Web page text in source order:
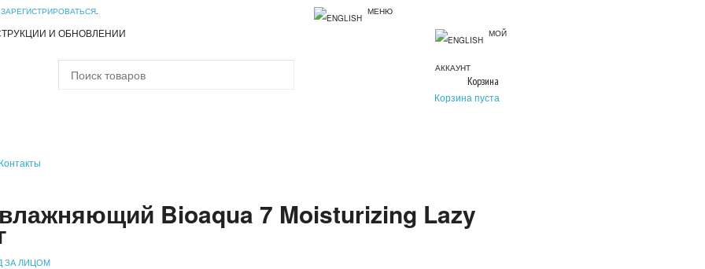
ЗАРЕГИСТРИРОВАТЬСЯ.
И ОБНОВЛЕНИИ
МЕНЮ
МОЙ
АККАУНТ
Корзина
Корзина пуста
Bioaqua 7 Moisturizing Lazy
ЗА ЛИЦОМ